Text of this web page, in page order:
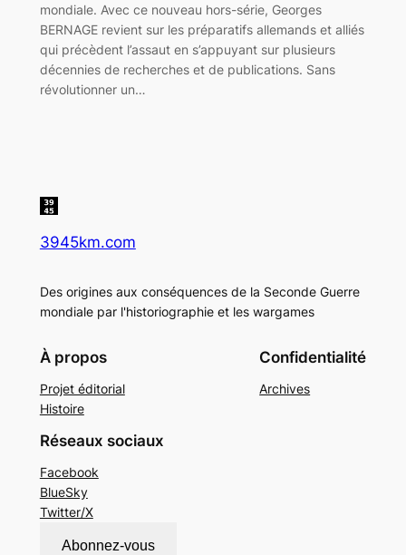
mondiale. Avec ce nouveau hors-série, Georges
BERNAGE revient sur les préparatifs allemands et alliés
qui précèdent l’assaut en s’appuyant sur plusieurs
décennies de recherches et de publications. Sans
révolutionner un…
3945km.com
Des origines aux conséquences de la Seconde Guerre
mondiale par l'historiographie et les wargames
À propos
Projet éditorial
Histoire
Confidentialité
Archives
Réseaux sociaux
Facebook
BlueSky
Twitter/X
Abonnez-vous